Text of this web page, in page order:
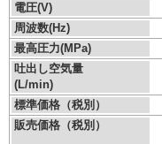
電圧(V)
周波数(Hz)
最高圧力(MPa)
吐出し空気量
(L/min)
標準価格（税別）
販売価格（税別）